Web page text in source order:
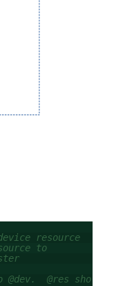
resource
to
@res sho